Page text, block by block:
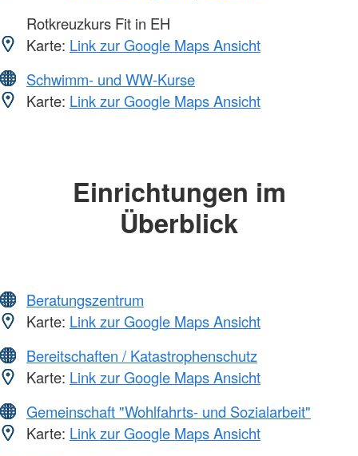
Rotkreuzkurs Fit in EH
Karte: Link zur Google Maps Ansicht
Schwimm- und WW-Kurse
Karte: Link zur Google Maps Ansicht
Einrichtungen im
Überblick
Beratungszentrum
Karte: Link zur Google Maps Ansicht
Bereitschaften / Katastrophenschutz
Karte: Link zur Google Maps Ansicht
Gemeinschaft "Wohlfahrts- und Sozialarbeit"
Karte: Link zur Google Maps Ansicht